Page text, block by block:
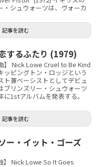
・シュウォーツは、ヴォーカ
記事を読む
するふたり (1979)
】 Nick Lowe Cruel to Be Kind
ッピングトン・ロッジという
ト兼ベーシストとしてデビュ
ブリンズリー・シュウォーツ
に1stアルバムを発表する。
記事を読む
ー・イット・ゴーズ
】 Nick Lowe So It Goes